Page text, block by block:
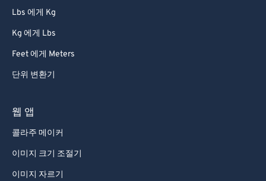
Lbs 에게 Kg
Kg 에게 Lbs
Feet 에게 Meters
단위 변환기
웹 앱
콜라주 메이커
이미지 크기 조절기
이미지 자르기